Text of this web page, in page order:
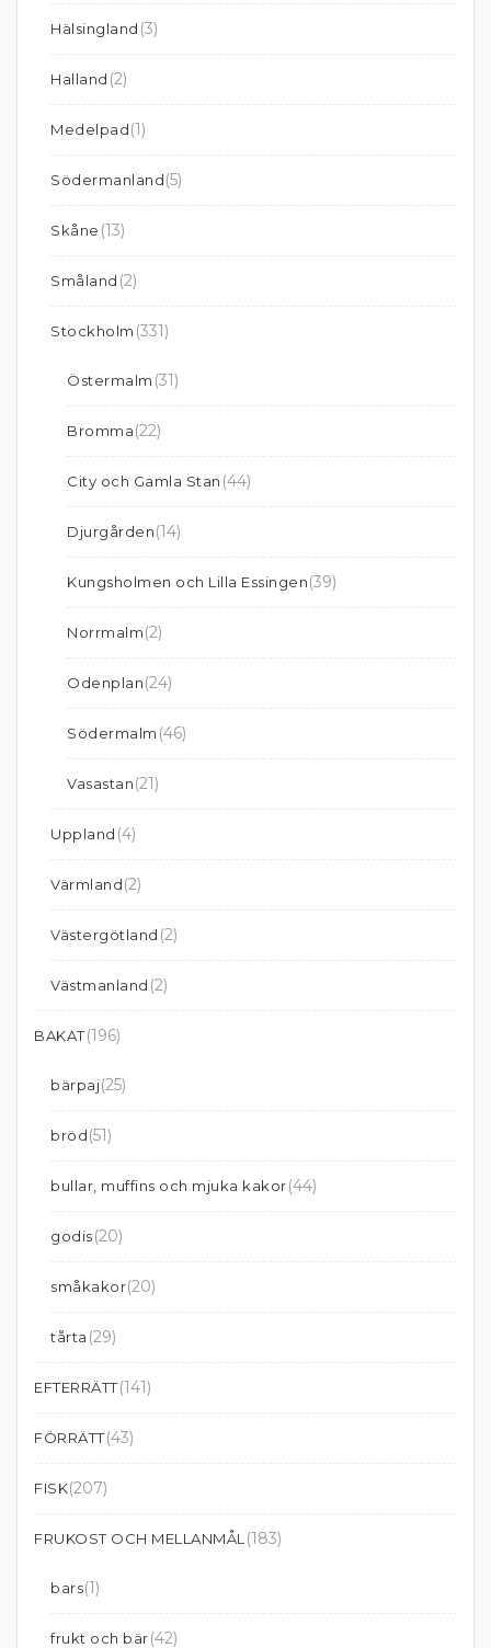
Hälsingland (3)
Halland (2)
Medelpad(1)
Södermanland(5)
Skåne (13)
Småland (2)
Stockholm (331)
Östermalm (31)
Bromma(22)
City och Gamla Stan (44)
Djurgården(14)
Kungsholmen och Lilla Essingen(39)
Norrmalm(2)
Odenplan(24)
Södermalm (46)
Vasastan(21)
Uppland (4)
Värmland(2)
Västergötland (2)
Västmanland (2)
BAKAT(196)
bärpaj(25)
bröd(51)
bullar, muffins och mjuka kakor(44)
godis(20)
småkakor(20)
tårta (29)
EFTERRÄTT(141)
FÖRRÄTT(43)
FISK(207)
FRUKOST OCH MELLANMÅL (183)
bars(1)
frukt och bär(42)